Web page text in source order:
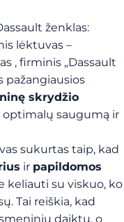
ženklas:
lėktuvas –
, firminis „Dassault
pažangiausios
skrydžio
saugumą ir
sukurtas taip, kad
ir papildomos
keliauti su viskuo, ko
Tai reiškia, kad
daiktų, o